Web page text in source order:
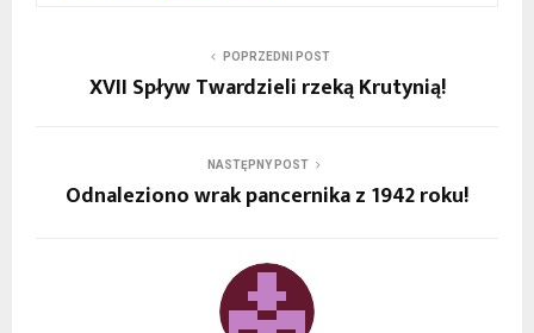
POPRZEDNI POST
XVII Spływ Twardzieli rzeką Krutynią!
NASTĘPNY POST
Odnaleziono wrak pancernika z 1942 roku!